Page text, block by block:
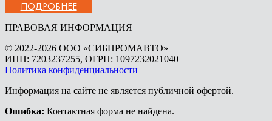
ПОДРОБНЕЕ
ПРАВОВАЯ ИНФОРМАЦИЯ
© 2022-2026 ООО «СИБПРОМАВТО»
ИНН: 7203237255, ОГРН: 1097232021040
Политика конфиденциальности
Информация на сайте не является публичной офертой.
Ошибка: Контактная форма не найдена.